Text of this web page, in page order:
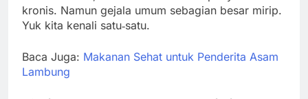
kronis. Namun gejala umum sebagian besar mirip.
Yuk kita kenali satu‑satu.
Baca Juga: Makanan Sehat untuk Penderita Asam
Lambung